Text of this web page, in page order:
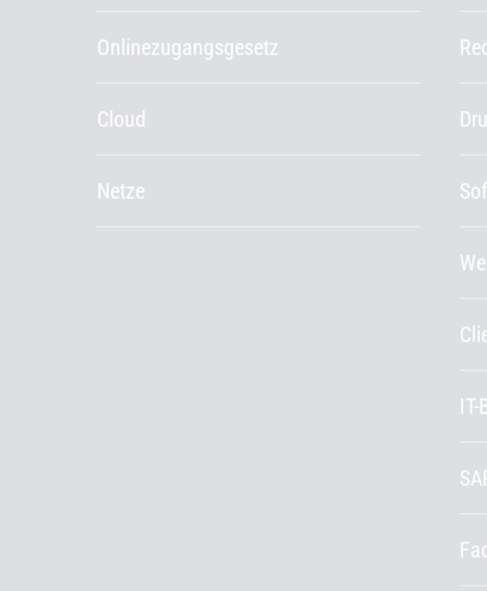
Onlinezugangsgesetz
Cloud
Netze